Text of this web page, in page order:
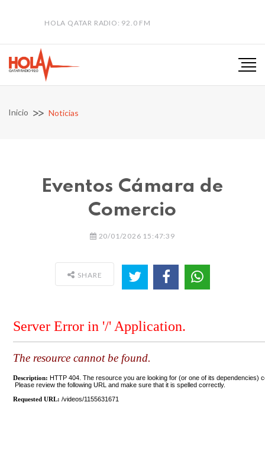
HOLA QATAR RADIO: 92.0 FM
Inicio Noticias
Eventos Cámara de
Comercio
20/01/2026 15:47:39
SHARE